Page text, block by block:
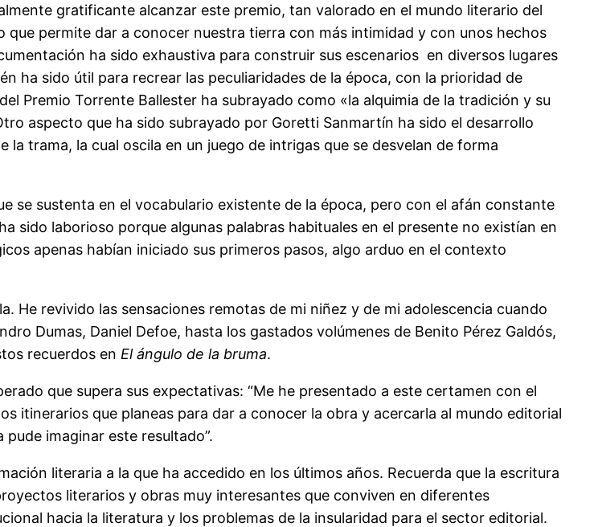
gratificante alcanzar este premio, tan valorado en el mundo literario del
que permite dar a conocer nuestra tierra con más intimidad y con unos hechos
ha sido exhaustiva para construir sus escenarios en diversos lugares
ha sido útil para recrear las peculiaridades de la época, con la prioridad de
Premio Torrente Ballester ha subrayado como «la alquimia de la tradición y su
aspecto que ha sido subrayado por Goretti Sanmartín ha sido el desarrollo
trama, la cual oscila en un juego de intrigas que se desvelan de forma
se sustenta en el vocabulario existente de la época, pero con el afán constante
sido laborioso porque algunas palabras habituales en el presente no existían en
apenas habían iniciado sus primeros pasos, algo arduo en el contexto
He revivido las sensaciones remotas de mi niñez y de mi adolescencia cuando
Dumas, Daniel Defoe, hasta los gastados volúmenes de Benito Pérez Galdós,
recuerdos en El ángulo de la bruma.
que supera sus expectativas: “Me he presentado a este certamen con el
itinerarios que planeas para dar a conocer la obra y acercarla al mundo editorial
imaginar este resultado”.
literaria a la que ha accedido en los últimos años. Recuerda que la escritura
literarios y obras muy interesantes que conviven en diferentes
hacia la literatura y los problemas de la insularidad para el sector editorial.